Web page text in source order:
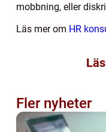
mobbning, eller
Läs mer om HR
Fler nyheter